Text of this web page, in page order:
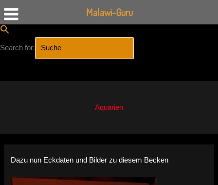
Search for:
Aquarien
Dazu nun Eckdaten und Bilder zu diesem Becken
Malawi-Guru